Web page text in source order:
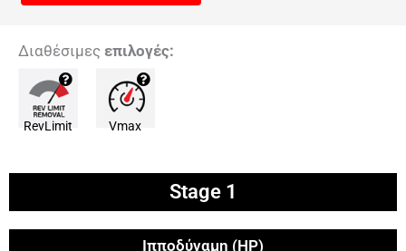
Διαθέσιμες επιλογές:
RevLimit Vmax
Stage 1
Ιπποδύναμη (HP)